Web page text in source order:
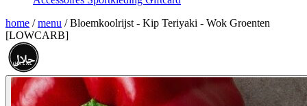
home / menu / Bloemkoolrijst - Kip Teriyaki - Wok Groenten
[LOWCARB]
حلال
HALAL